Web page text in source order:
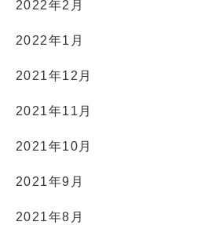
2022年2月
2022年1月
2021年12月
2021年11月
2021年10月
2021年9月
2021年8月